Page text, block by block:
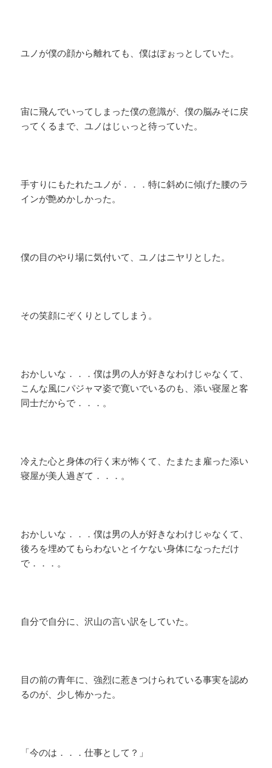
ユノが僕の顔から離れても、僕はぽぉっとしていた。
宙に飛んでいってしまった僕の意識が、僕の脳みそに戻
ってくるまで、ユノはじぃっと待っていた。
手すりにもたれたユノが．．．特に斜めに傾げた腰のラ
インが艶めかしかった。
僕の目のやり場に気付いて、ユノはニヤリとした。
その笑顔にぞくりとしてしまう。
おかしいな．．．僕は男の人が好きなわけじゃなくて、
こんな風にパジャマ姿で寛いでいるのも、添い寝屋と客
同士だからで．．．。
冷えた心と身体の行く末が怖くて、たまたま雇った添い
寝屋が美人過ぎて．．．。
おかしいな．．．僕は男の人が好きなわけじゃなくて、
後ろを埋めてもらわないとイケない身体になっただけ
で．．．。
自分で自分に、沢山の言い訳をしていた。
目の前の青年に、強烈に惹きつけられている事実を認め
るのが、少し怖かった。
「今のは．．．仕事として？」